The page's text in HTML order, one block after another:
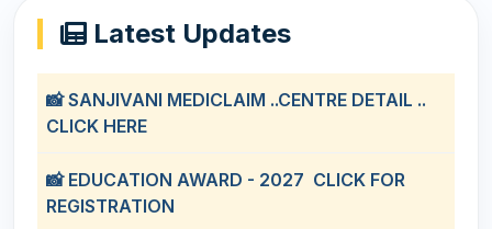
Latest Updates
📸 SANJIVANI MEDICLAIM ..CENTRE DETAIL ..
CLICK HERE
📸 EDUCATION AWARD - 2027 CLICK FOR
REGISTRATION